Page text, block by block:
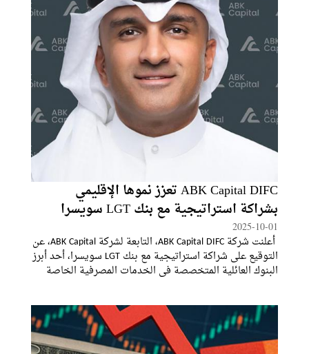
ABK Capital DIFC تعزز نموها الإقليمي
بشراكة استراتيجية مع بنك LGT سويسرا
2025-10-01
أعلنت شركة ABK Capital DIFC، التابعة لشركة ABK Capital، عن
التوقيع على شراكة استراتيجية مع بنك LGT سويسرا، أحد أبرز
البنوك العائلية المتخصصة في الخدمات المصرفية الخاصة